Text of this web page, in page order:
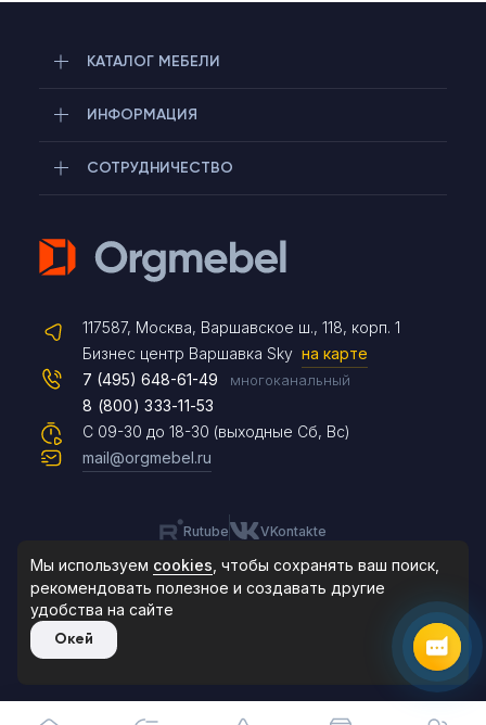
КАТАЛОГ МЕБЕЛИ
ИНФОРМАЦИЯ
СОТРУДНИЧЕСТВО
117587, Москва, Варшавское ш., 118, корп. 1
Бизнес центр Варшавка Sky на карте
С 09-30 до 18-30 (выходные Сб, Вс)
7 (495) 648-61-49 многоканальный
8 (800) 333-11-53
mail@orgmebel.ru
Rutube VKontakte
Продажа офисной мебели.
Все права защищены.
Telegram
Max
Чат на сайте
8 (495) 183-47-87
По будням с 09:30 до 18:30
Мы используем cookies , чтобы сохранять ваш поиск,
рекомендовать полезное и создавать другие
удобства на сайте
Окей